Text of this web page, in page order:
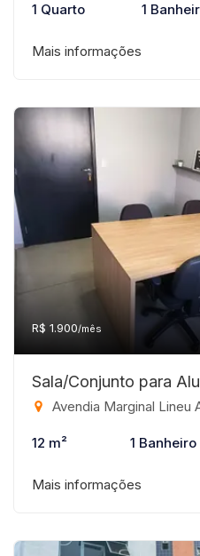
1 Quarto 1
Mais informações
R$ 1.900/mês
Sala/Conjunto para
Avendia Marginal Lineu Alcântara Gil, 6161 -
12 m² 1 Banheiro
Mais informações